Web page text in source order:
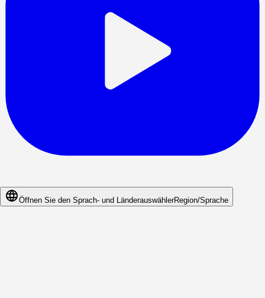
Öffnen Sie den Sprach- und LänderauswählerRegion/Sprache